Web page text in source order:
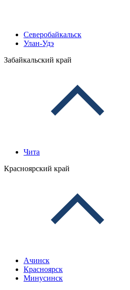
Северобайкальск
Улан-Удэ
Забайкальский край
Чита
Красноярский край
Ачинск
Красноярск
Минусинск